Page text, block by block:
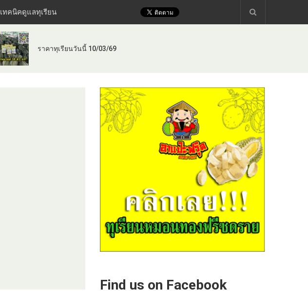
เทคนิคดูแลทุเรียน
ราคาทุเรียนวันนี้ 10/03/69
Find us on Facebook